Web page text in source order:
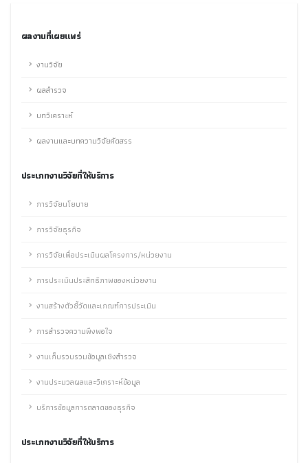
ผลงานที่เผยแพร่
งานวิจัย
ผลสำรวจ
บทวิเคราะห์
ผลงานและบทความวิจัยคัดสรร
ประเภทงานวิจัยที่ให้บริการ
การวิจัยนโยบาย
การวิจัยธุรกิจ
การวิจัยเพื่อประเมินผลโครงการ/หน่วยงาน
การประเมินประสิทธิภาพของหน่วยงาน
งานสร้างตัวชี้วัดและเกณฑ์การประเมิน
การสำรวจความพึงพอใจ
งานเก็บรวบรวมข้อมูลเชิงสำรวจ
งานประมวลผลและวิเคราะห์ข้อมูล
บริการข้อมูลการตลาดของธุรกิจ
ประเภทงานวิจัยที่ให้บริการ